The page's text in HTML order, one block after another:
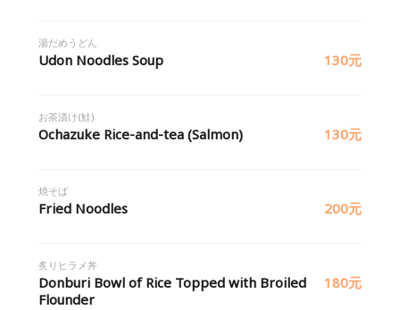
湯だめうどん
Udon Noodles Soup 130元
お茶漬け(鮭)
Ochazuke Rice-and-tea (Salmon) 130元
焼そば
Fried Noodles 200元
炙りヒラメ丼
Donburi Bowl of Rice Topped with Broiled
Flounder
180元